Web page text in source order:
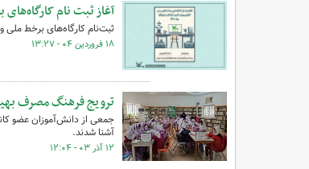
آغاز ثبت نام
ثبت‌نام کارگاه‌های برخط ملی و استانی
۱۸ فروردین ۰۴ - ۱۳:۲۷
ترویج فرهنگ مصرف
جمعی از دانش‌آموزان عضو
آشنا شدند.
۱۲ آذر ۰۳ - ۱۲:۰۴